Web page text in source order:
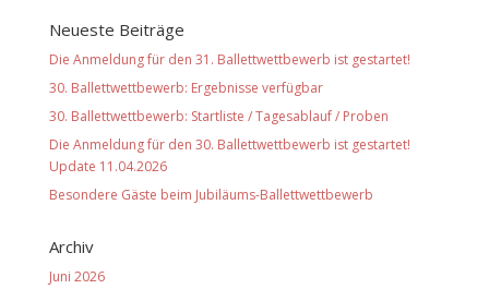
Neueste Beiträge
Die Anmeldung für den 31. Ballettwettbewerb ist gestartet!
30. Ballettwettbewerb: Ergebnisse verfügbar
30. Ballettwettbewerb: Startliste / Tagesablauf / Proben
Die Anmeldung für den 30. Ballettwettbewerb ist gestartet!
Update 11.04.2026
Besondere Gäste beim Jubiläums-Ballettwettbewerb
Archiv
Juni 2026